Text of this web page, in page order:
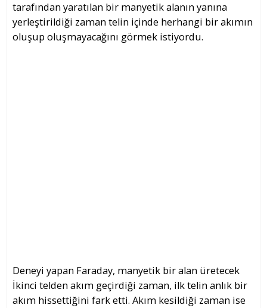
tarafından yaratılan bir manyetik alanın yanına
yerleştirildiği zaman telin içinde herhangi bir akımın
oluşup oluşmayacağını görmek istiyordu.
Deneyi yapan Faraday, manyetik bir alan üretecek
İkinci telden akım geçirdiği zaman, ilk telin anlık bir
akım hissettiğini fark etti. Akım kesildiği zaman ise